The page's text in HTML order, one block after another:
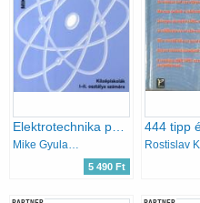
Mike Gyula Endre
5 490 Ft